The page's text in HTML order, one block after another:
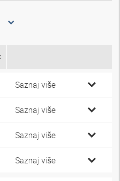
Saznaj više
Saznaj više
Saznaj više
Saznaj više